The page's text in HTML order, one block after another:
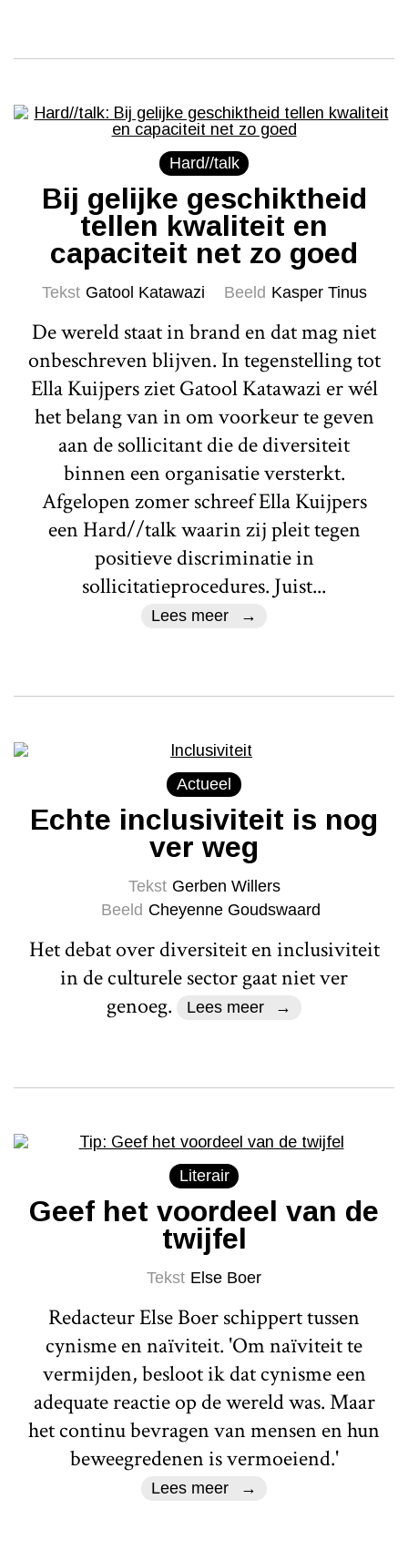
Hard//talk
Bij gelijke geschiktheid
tellen kwaliteit en
capaciteit net zo goed
Tekst Gatool Katawazi Beeld Kasper Tinus
De wereld staat in brand en dat mag niet
onbeschreven blijven. In tegenstelling tot
Ella Kuijpers ziet Gatool Katawazi er wél
het belang van in om voorkeur te geven
aan de sollicitant die de diversiteit
binnen een organisatie versterkt.
Afgelopen zomer schreef Ella Kuijpers
een Hard//talk waarin zij pleit tegen
positieve discriminatie in
sollicitatieprocedures. Juist...
Lees meer
Actueel
Echte inclusiviteit is nog
ver weg
Tekst Gerben Willers
Beeld Cheyenne Goudswaard
Het debat over diversiteit en inclusiviteit
in de culturele sector gaat niet ver
genoeg.
Lees meer
Literair
Geef het voordeel van de
twijfel
Tekst Else Boer
Redacteur Else Boer schippert tussen
cynisme en naïviteit. 'Om naïviteit te
vermijden, besloot ik dat cynisme een
adequate reactie op de wereld was. Maar
het continu bevragen van mensen en hun
beweegredenen is vermoeiend.'
Lees meer